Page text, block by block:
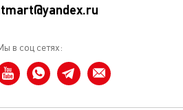
в соц сетях: